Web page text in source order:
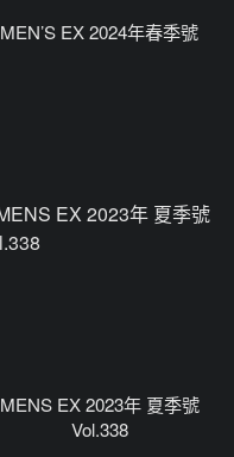
MEN’S EX 2024年春季號
MENS EX 2023年 夏季號
Vol.338